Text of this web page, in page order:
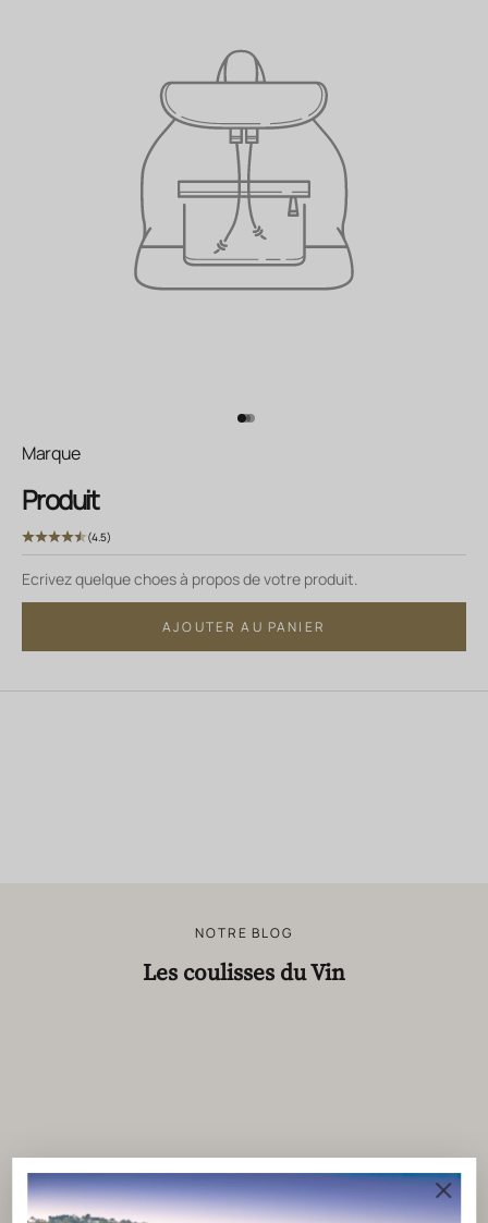
Aller à l'élément 1
Aller à l'élément 2
Aller à l'élément 3
Marque
Produit
(4.5)
Ecrivez quelque choes à propos de votre produit.
AJOUTER AU PANIER
NOTRE BLOG
Les coulisses du Vin